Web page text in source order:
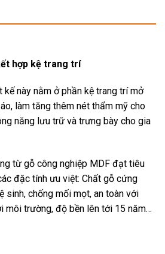
hợp kệ trang trí
này nằm ở phần kệ trang trí mở
làm tăng thêm nét thẩm mỹ cho
năng lưu trữ và trưng bày cho gia
từ gỗ công nghiệp MDF đạt tiêu
đặc tính ưu việt: Chất gỗ cứng
sinh, chống mối mọt, an toàn với
môi trường, độ bền lên tới 15 năm…